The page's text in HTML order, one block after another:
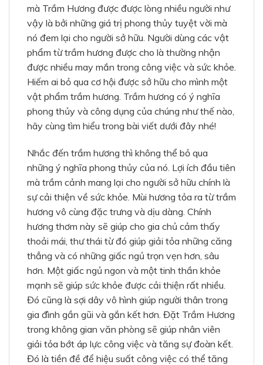
mà Trầm Hương được được lòng nhiều người như
vậy là bởi những giá trị phong thủy tuyệt vời mà
nó đem lại cho người sở hữu. Người dùng các vật
phẩm từ trầm hương được cho là thường nhận
được nhiều may mắn trong công việc và sức khỏe.
Hiếm ai bỏ qua cơ hội được sở hữu cho mình một
vật phẩm trầm hương. Trầm hương có ý nghĩa
phong thủy và công dụng của chúng như thế nào,
hãy cùng tìm hiểu trong bài viết dưới đây nhé!
Nhắc đến trầm hương thì không thể bỏ qua
những ý nghĩa phong thủy của nó. Lợi ích đầu tiên
mà trầm cảnh mang lại cho người sở hữu chính là
sự cải thiện về sức khỏe. Mùi hương tỏa ra từ trầm
hương vô cùng đặc trưng và dịu dàng. Chính
hương thơm này sẽ giúp cho gia chủ cảm thấy
thoải mái, thư thái từ đó giúp giải tỏa những căng
thẳng và có những giấc ngủ trọn vẹn hơn, sâu
hơn. Một giấc ngủ ngon và một tinh thần khỏe
mạnh sẽ giúp sức khỏe được cải thiện rất nhiều.
Đó cũng là sợi dây vô hình giúp người thân trong
gia đình gần gũi và gắn kết hơn. Đặt Trầm Hương
trong không gian văn phòng sẽ giúp nhân viên
giải tỏa bớt áp lực công việc và tăng sự đoàn kết.
Đó là tiền đề để hiệu suất công việc có thể tăng